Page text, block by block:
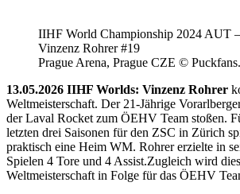
IIHF World Championship 2024 AUT
Vinzenz Rohrer #19
Prague Arena, Prague CZE ©
13.05.2026 IIHF Worlds: Vinzenz Rohrer
Weltmeisterschaft. Der 21-Jährige
der Laval Rocket zum ÖEHV Team stoßen.
letzten drei Saisonen für den ZSC in Zürich
praktisch eine Heim WM. Rohrer erzielte in
Spielen 4 Tore und 4 Assist.Zugleich wird
Weltmeisterschaft in Folge für das ÖEHV